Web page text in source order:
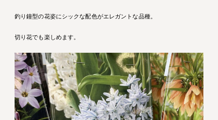
釣り鐘型の花姿にシックな配色がエレガントな品種。
切り花でも楽しめます。